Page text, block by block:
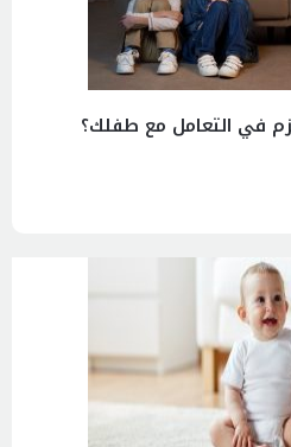
في التعامل مع طفلك؟